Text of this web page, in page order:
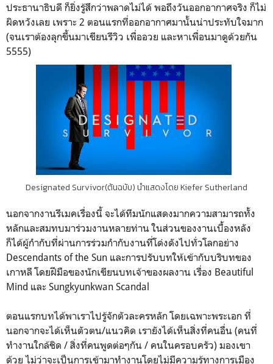
ประธานาธิบดี ก็ยิ่งรู้สึกว่าพลาดไม่ได้ พอถึงวันออกอากาศจริง ก็ไม่
ผิดหวังเลย เพราะ 2 ตอนแรกที่ออกอากาศมานั้นน่าประทับใจมาก
(จนเราต้องลุกขึ้นมาเขียนรีวิว เพื่ออวย และหาเพื่อนมาดูด้วยกัน
5555)
Designated Survivor(ต้นฉบับ) นำแสดงโดย Kiefer Sutherland
นอกจากงานรีเมคเรื่องนี้ จะได้ทีมนักแสดงมากความสามารถทั้ง
หลักและสมทบมาร่วมงานหลายท่าน ในส่วนของงานเบื้องหลัง
ก็ได้ผู้กำกับที่ผ่านการร่วมกำกับงานที่โด่งดังไปทั่วโลกอย่าง
Descendants of the Sun และการปรับบทให้เข้ากับบริบทของ
เกาหลี โดยฝีมือของนักเขียนบทเจ้าของผลงาน เรื่อง Beautiful
Mind และ Sungkyunkwan Scandal
ตอนแรกบทได้พาเราไปรู้จักตัวละครหลัก โดยเฉพาะพระเอก ที่
นอกจากจะได้เห็นตัวตน/แนวคิด เรายังได้เห็นสิ่งที่คนอื่น (คนที่
ทำงานใกล้ชิด / สิ่งที่คนพูดต่อๆกัน / คนในครอบครัว) มองเขา
ด้วย ไม่ว่าจะเป็นการเข้ามาทำงานโดยไม่มีความรู้ทางการเมือง